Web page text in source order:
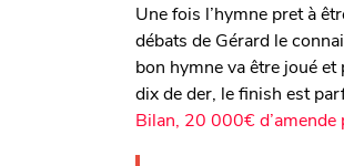
Une fois l’hymne pret à
débats de Gérard le
bon hymne va être joué
dix de der, le finish est
Bilan, 20 000€